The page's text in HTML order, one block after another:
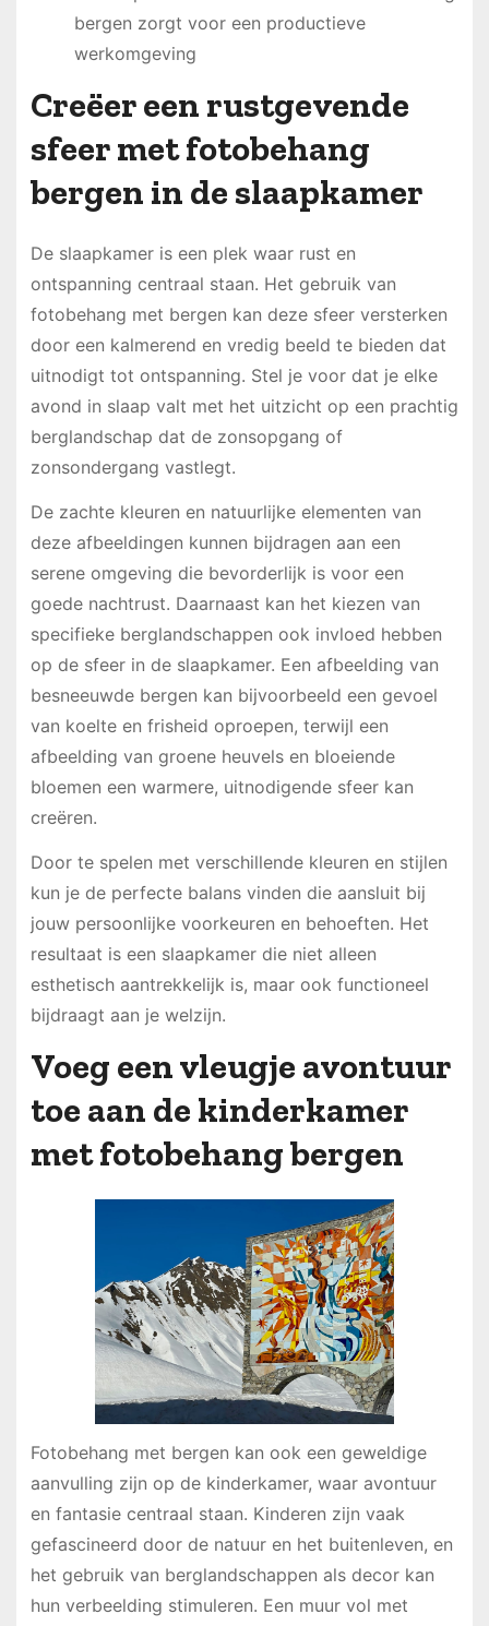
bergen zorgt voor een productieve
werkomgeving
Creëer een rustgevende
sfeer met fotobehang
bergen in de slaapkamer
De slaapkamer is een plek waar rust en
ontspanning centraal staan. Het gebruik van
fotobehang met bergen kan deze sfeer versterken
door een kalmerend en vredig beeld te bieden dat
uitnodigt tot ontspanning. Stel je voor dat je elke
avond in slaap valt met het uitzicht op een prachtig
berglandschap dat de zonsopgang of
zonsondergang vastlegt.
De zachte kleuren en natuurlijke elementen van
deze afbeeldingen kunnen bijdragen aan een
serene omgeving die bevorderlijk is voor een
goede nachtrust. Daarnaast kan het kiezen van
specifieke berglandschappen ook invloed hebben
op de sfeer in de slaapkamer. Een afbeelding van
besneeuwde bergen kan bijvoorbeeld een gevoel
van koelte en frisheid oproepen, terwijl een
afbeelding van groene heuvels en bloeiende
bloemen een warmere, uitnodigende sfeer kan
creëren.
Door te spelen met verschillende kleuren en stijlen
kun je de perfecte balans vinden die aansluit bij
jouw persoonlijke voorkeuren en behoeften. Het
resultaat is een slaapkamer die niet alleen
esthetisch aantrekkelijk is, maar ook functioneel
bijdraagt aan je welzijn.
Voeg een vleugje avontuur
toe aan de kinderkamer
met fotobehang bergen
Fotobehang met bergen kan ook een geweldige
aanvulling zijn op de kinderkamer, waar avontuur
en fantasie centraal staan. Kinderen zijn vaak
gefascineerd door de natuur en het buitenleven, en
het gebruik van berglandschappen als decor kan
hun verbeelding stimuleren. Een muur vol met